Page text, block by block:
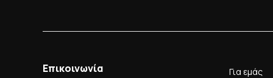
Επικοινωνία
Για εμάς